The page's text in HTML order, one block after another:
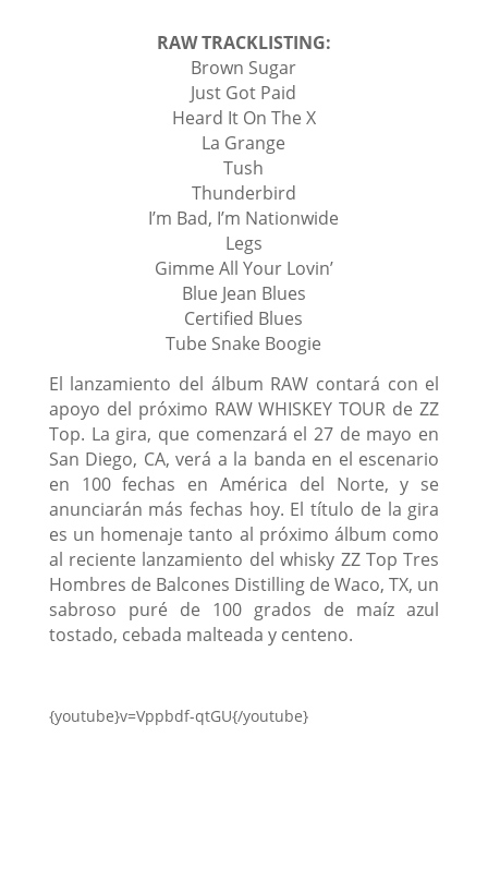
RAW TRACKLISTING:
Brown Sugar
Just Got Paid
Heard It On The X
La Grange
Tush
Thunderbird
I’m Bad, I’m Nationwide
Legs
Gimme All Your Lovin’
Blue Jean Blues
Certified Blues
Tube Snake Boogie
El lanzamiento del álbum RAW contará con el
apoyo del próximo RAW WHISKEY TOUR de ZZ
Top. La gira, que comenzará el 27 de mayo en
San Diego, CA, verá a la banda en el escenario
en 100 fechas en América del Norte, y se
anunciarán más fechas hoy. El título de la gira
es un homenaje tanto al próximo álbum como
al reciente lanzamiento del whisky ZZ Top Tres
Hombres de Balcones Distilling de Waco, TX, un
sabroso puré de 100 grados de maíz azul
tostado, cebada malteada y centeno.
{youtube}v=Vppbdf-qtGU{/youtube}